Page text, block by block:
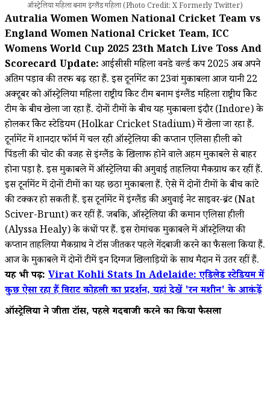
ऑस्ट्रेलिया महिला बनाम इंग्लैंड महिला (Photo Credit: X Formerly Twitter)
Autralia Women Women National Cricket Team vs
England Women National Cricket Team, ICC
Womens World Cup 2025 23th Match Live Toss And
Scorecard Update: आईसीसी महिला वनडे वर्ल्ड कप 2025 अब अपने
अंतिम पड़ाव की तरफ बढ़ रहा हैं. इस टूर्नामेंट का 23वां मुकाबला आज यानी 22
अक्टूबर को ऑस्ट्रेलिया महिला राष्ट्रीय क्रिकेट टीम बनाम इंग्लैंड महिला राष्ट्रीय क्रिकेट
टीम के बीच खेला जा रहा हैं. दोनों टीमों के बीच यह मुकाबला इंदौर (Indore) के
होलकर क्रिकेट स्टेडियम (Holkar Cricket Stadium) में खेला जा रहा हैं.
टूर्नामेंट में शानदार फॉर्म में चल रही ऑस्ट्रेलिया की कप्तान एलिसा हीली को
पिंडली की चोट की वजह से इंग्लैंड के खिलाफ होने वाले अहम मुकाबले से बाहर
होना पड़ा है. इस मुकाबले में ऑस्ट्रेलिया की अगुवाई ताहलिया मैकग्राथ कर रहीं हैं.
इस टूर्नामेंट में दोनों टीमों का यह छठा मुकाबला हैं. ऐसे में दोनों टीमों के बीच कांटे
की टक्कर हो सकती हैं. इस टूर्नामेंट में इंग्लैंड की अगुवाई नेट साइवर-ब्रंट (Nat
Sciver-Brunt) कर रहीं हैं. जबकि, ऑस्ट्रेलिया की कमान एलिसा हीली
(Alyssa Healy) के कंधों पर हैं. इस रोमांचक मुकाबले में ऑस्ट्रेलिया की
कप्तान ताहलिया मैकग्राथ ने टॉस जीतकर पहले गेंदबाजी करने का फैसला किया हैं.
आज के मुकाबले में दोनों टीमें इन दिग्गज खिलाड़ियों के साथ मैदान में उतर रहीं हैं.
यह भी पढ़ें: Virat Kohli Stats In Adelaide: एडिलेड स्टेडियम में
कुछ ऐसा रहा हैं विराट कोहली का प्रदर्शन, यहां देखें 'रन मशीन' के आकंड़ें
ऑस्ट्रेलिया ने जीता टॉस, पहले गेंदबाजी करने का किया फैसला